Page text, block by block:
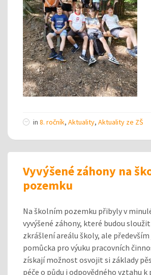
in 8. ročník, Aktuality, Aktuality ze ZŠ
Vyvýšené záhony na
pozemku
Na školním pozemku přibyly v
vyvýšené záhony, které budou
zkrášlení areálu školy, ale
pomůcka pro výuku pracovních
získají možnost osvojit si základy
péče o půdu i odpovědného vztahu